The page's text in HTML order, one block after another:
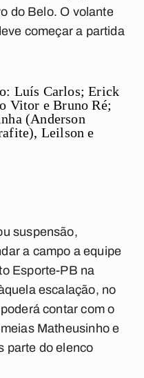
do Belo. O volante
começar a partida
Luís Carlos; Erick
Vitor e Bruno Ré;
(Anderson
Leilson e
suspensão,
a campo a equipe
Esporte-PB na
escalação, no
contar com o
Matheusinho e
parte do elenco